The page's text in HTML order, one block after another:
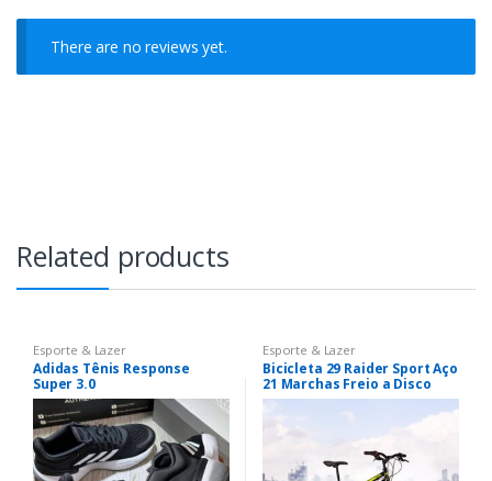
There are no reviews yet.
Related products
Esporte & Lazer
Adidas Tênis Response
Super 3.0
Esporte & Lazer
Bicicleta 29 Raider Sport Aço
21 Marchas Freio a Disco